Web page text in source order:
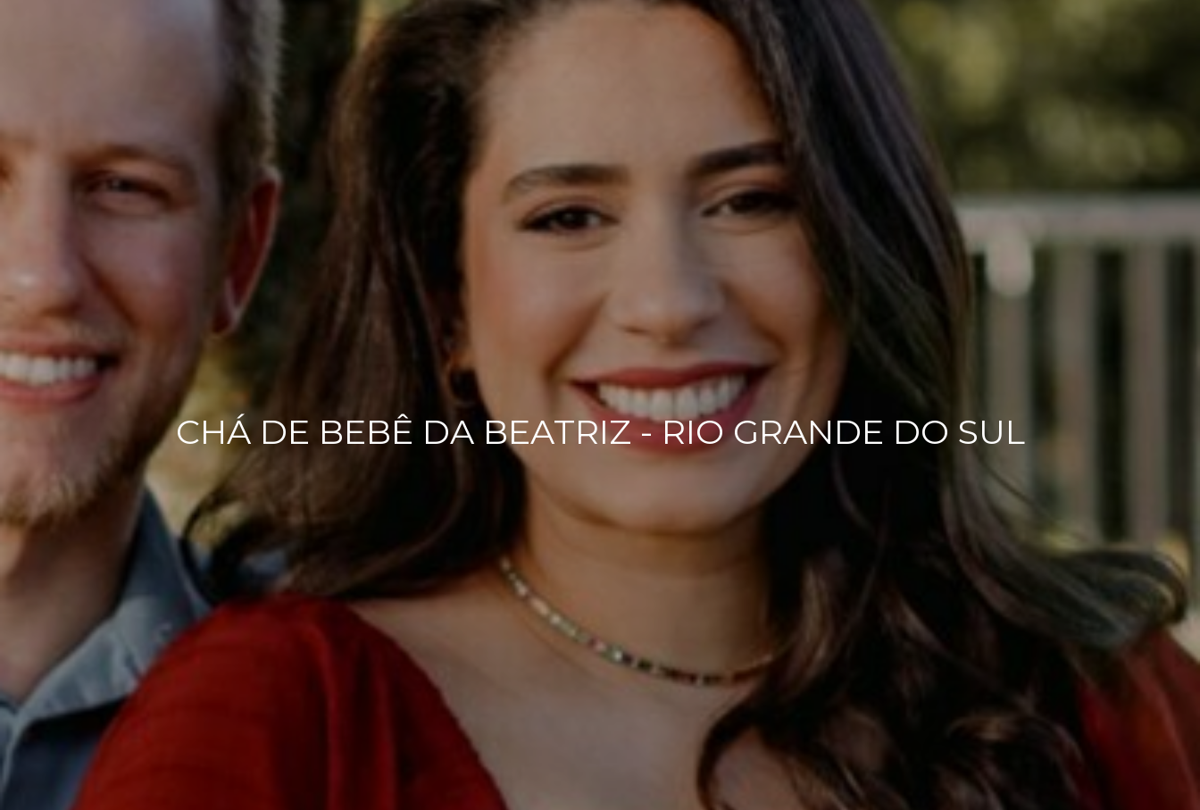
CHÁ DE BEBÊ DA BEATRIZ - RIO GRANDE DO SUL